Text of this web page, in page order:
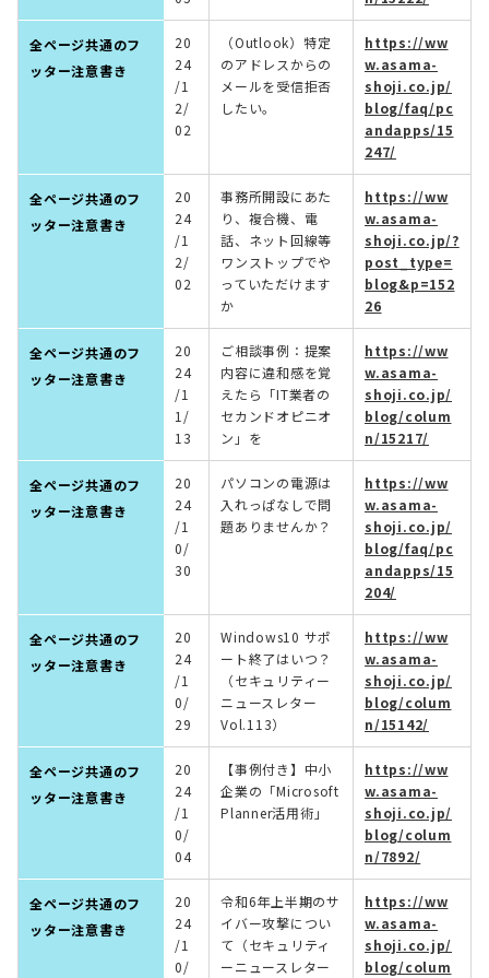
全ページ共通のフ
ッター注意書き
20
24
/1
2/
02
（Outlook）特定
のアドレスからの
メールを受信拒否
したい。
https://ww
w.asama-
shoji.co.jp/
blog/faq/pc
andapps/15
247/
全ページ共通のフ
ッター注意書き
20
24
/1
2/
02
事務所開設にあた
り、複合機、電
話、ネット回線等
ワンストップでや
っていただけます
か
https://ww
w.asama-
shoji.co.jp/?
post_type=
blog&p=152
26
全ページ共通のフ
ッター注意書き
20
24
/1
1/
13
ご相談事例：提案
内容に違和感を覚
えたら「IT業者の
セカンドオピニオ
ン」を
https://ww
w.asama-
shoji.co.jp/
blog/colum
n/15217/
全ページ共通のフ
ッター注意書き
20
24
/1
0/
30
パソコンの電源は
入れっぱなしで問
題ありませんか？
https://ww
w.asama-
shoji.co.jp/
blog/faq/pc
andapps/15
204/
全ページ共通のフ
ッター注意書き
20
24
/1
0/
29
Windows10 サポ
ート終了はいつ？
（セキュリティー
ニュースレター
Vol.113）
https://ww
w.asama-
shoji.co.jp/
blog/colum
n/15142/
全ページ共通のフ
ッター注意書き
20
24
/1
0/
04
【事例付き】中小
企業の「Microsoft
Planner活用術」
https://ww
w.asama-
shoji.co.jp/
blog/colum
n/7892/
全ページ共通のフ
ッター注意書き
20
24
/1
0/
令和6年上半期のサ
イバー攻撃につい
て（セキュリティ
ーニュースレター
https://ww
w.asama-
shoji.co.jp/
blog/colum